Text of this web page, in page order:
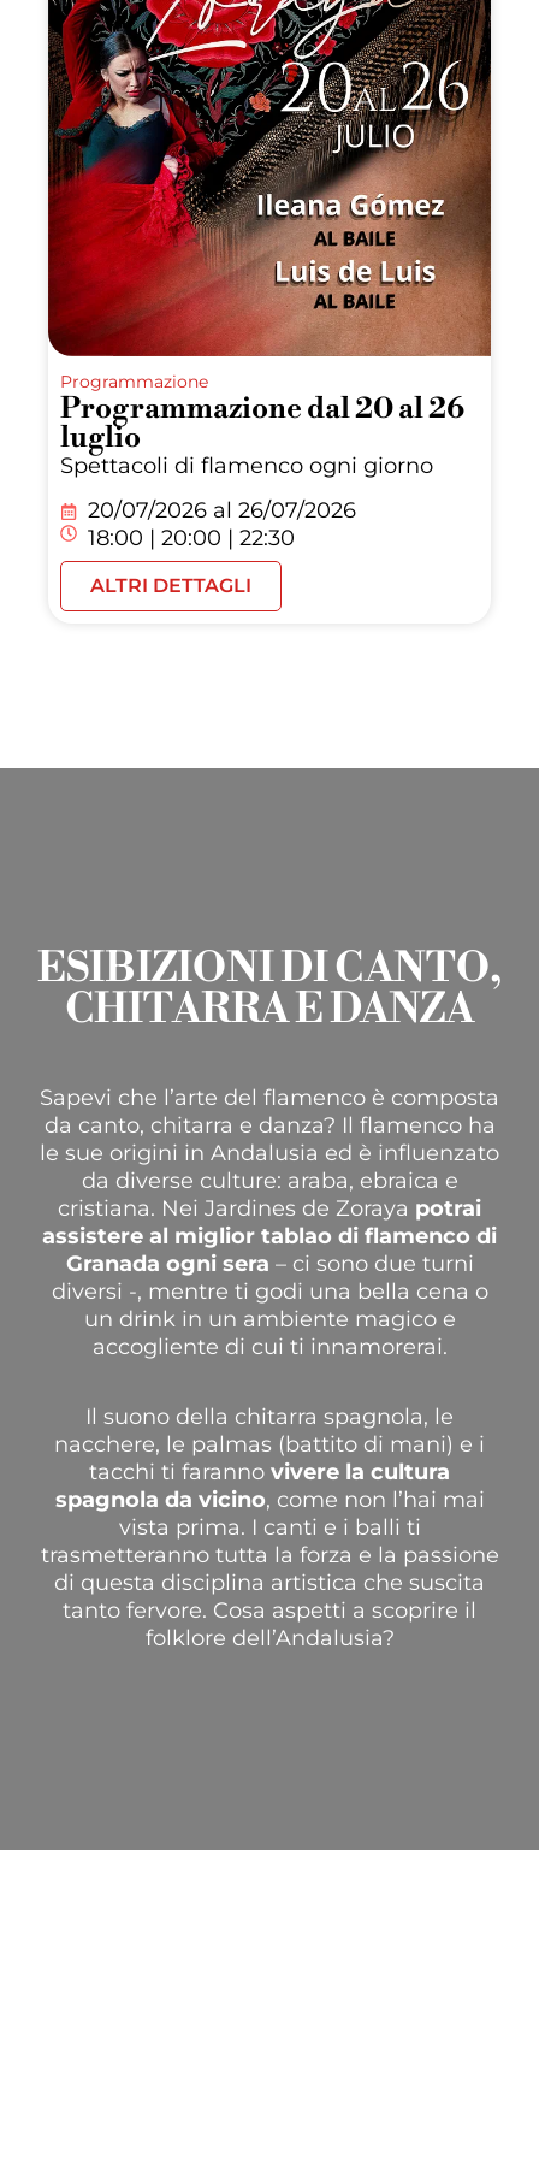
Programmazione
Programmazione dal 20 al 26
luglio
Spettacoli di flamenco ogni giorno
20/07/2026 al 26/07/2026
18:00 | 20:00 | 22:30
ALTRI DETTAGLI
ESIBIZIONI DI CANTO,
CHITARRA E DANZA
Sapevi che l’arte del flamenco è composta
da canto, chitarra e danza? Il flamenco ha
le sue origini in Andalusia ed è influenzato
da diverse culture: araba, ebraica e
cristiana. Nei Jardines de Zoraya potrai
assistere al miglior tablao di flamenco di
Granada ogni sera – ci sono due turni
diversi -, mentre ti godi una bella cena o
un drink in un ambiente magico e
accogliente di cui ti innamorerai.
Il suono della chitarra spagnola, le
nacchere, le palmas (battito di mani) e i
tacchi ti faranno vivere la cultura
spagnola da vicino, come non l’hai mai
vista prima. I canti e i balli ti
trasmetteranno tutta la forza e la passione
di questa disciplina artistica che suscita
tanto fervore. Cosa aspetti a scoprire il
folklore dell’Andalusia?